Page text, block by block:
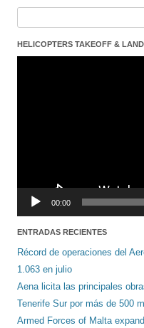
HELICOPTERS TAKEOFF &
00:00
ENTRADAS RECIENTES
Récord de operaciones del
1.063 en julio
Aena licita las principales
Tenerife Sur por más de 500
Armed Forces of Malta